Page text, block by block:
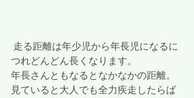
つれどんどん長くなります。
年長さんともなるとなかなかの距離。
見ていると大人でも全力疾走したらば